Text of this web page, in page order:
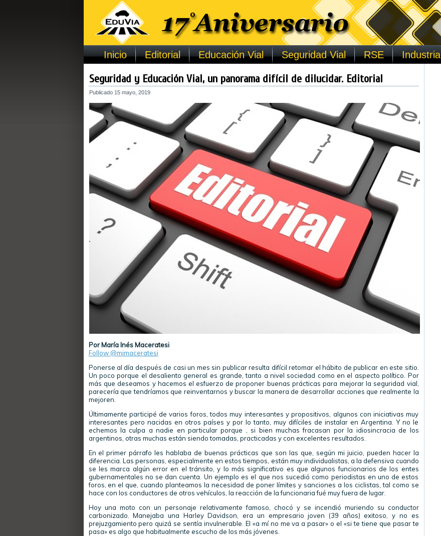
Inicio Editorial Educación Vial Seguridad Vial RSE Industria
Seguridad y Educación Vial, un panorama difícil de dilucidar. Editorial
Publicado 15 mayo, 2019
Por María Inés Maceratesi
Follow @mimaceratesi
Ponerse al día después de casi un mes sin publicar resulta difícil retomar el hábito de publicar en este sitio.
Un poco porque el desaliento general es grande, tanto a nivel sociedad como en el aspecto político. Por
más que deseamos y hacemos el esfuerzo de proponer buenas prácticas para mejorar la seguridad vial,
parecería que tendríamos que reinventarnos y buscar la manera de desarrollar acciones que realmente la
mejoren.
Últimamente participé de varios foros, todos muy interesantes y propositivos, algunos con iniciativas muy
interesantes pero nacidas en otros países y por lo tanto, muy difíciles de instalar en Argentina. Y no le
echemos la culpa a nadie en particular porque , si bien muchas fracasan por la idiosincracia de los
argentinos, otras muchas están siendo tomadas, practicadas y con excelentes resultados.
En el primer párrafo les hablaba de buenas prácticas que son las que, según mi juicio, pueden hacer la
diferencia. Las personas, especialmente en estos tiempos, están muy individualistas, a la defensiva cuando
se les marca algún error en el tránsito, y lo más significativo es que algunos funcionarios de los entes
gubernamentales no se dan cuenta. Un ejemplo es el que nos sucedió como periodistas en uno de estos
foros, en el que, cuando planteamos la necesidad de poner límites y sanciones a los ciclistas, tal como se
hace con los conductores de otros vehículos, la reacción de la funcionaria fué muy fuera de lugar.
Hoy una moto con un personaje relativamente famoso, chocó y se incendió muriendo su conductor
carbonizado. Manejaba una Harley Davidson, era un empresario joven (39 años) exitoso, y no es
prejuzgamiento pero quizá se sentía invulnerable. El «a mí no me va a pasar» o el «si te tiene que pasar te
pasa» es algo que habitualmente escucho de los más jóvenes.